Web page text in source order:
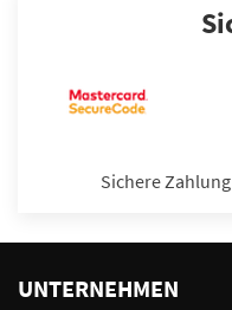
Sichere
UNTERNEHMEN